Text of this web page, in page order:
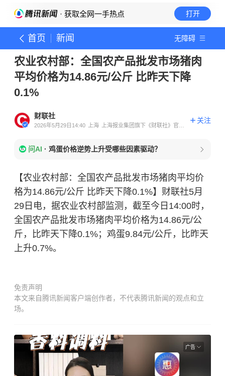
· 获取全网一手热点 打开
首页 新闻 无障碍
农业农村部：全国农产品批发市场猪肉
平均价格为14.86元/公斤 比昨天下降
0.1%
财联社
2026年5月29日14:40 上海
上海报业集团旗下《财联社》官方
关注
问AI · 鸡蛋价格逆势上升受哪些因素驱动？
【农业农村部：全国农产品批发市场猪肉平均价
格为14.86元/公斤 比昨天下降0.1%】财联社5月
29日电，据农业农村部监测，截至今日14:00时，
全国农产品批发市场猪肉平均价格为14.86元/公
斤，比昨天下降0.1%；鸡蛋9.84元/公斤，比昨天
上升0.7%。
免责声明
本文来自腾讯新闻客户端创作者，不代表腾讯新闻的观点和立
场。
广告